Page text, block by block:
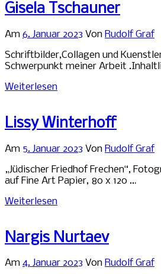
Gisela Tschauner
Am 6. Januar 2023 Von Rudolf Graf
Schriftbilder,Collagen und
Schwerpunkt meiner Arbeit
Weiterlesen
Lissy Winterhoff
Am 5. Januar 2023 Von Rudolf Graf
„Jüdischer Friedhof Frechen“,
auf Fine Art Papier, 80 x 120 …
Weiterlesen
Nargis Nurtaev
Am 4. Januar 2023 Von Rudolf Graf